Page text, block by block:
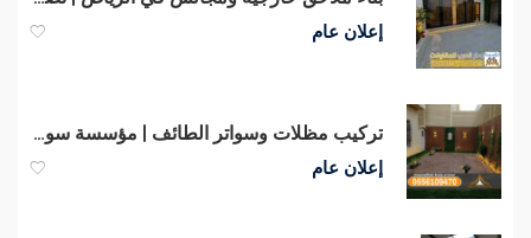
إعلان عام
تركيب مظلات وسواتر الطائف | مؤسسة سواتر الباحه
إعلان عام